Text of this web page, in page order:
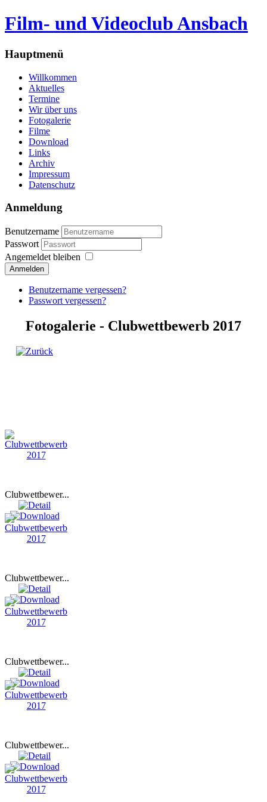
Film- und Videoclub Ansbach
Hauptmenü
Willkommen
Aktuelles
Termine
Wir über uns
Fotogalerie
Filme
Download
Links
Archiv
Impressum
Datenschutz
Anmeldung
Benutzername
Passwort
Angemeldet bleiben
Anmelden
Benutzername vergessen?
Passwort vergessen?
Fotogalerie - Clubwettbewerb 2017
Clubwettbewer...
Clubwettbewer...
Clubwettbewer...
Clubwettbewer...